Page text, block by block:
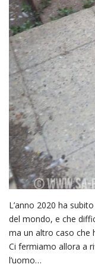
L’anno 2020 ha
del mondo, e che
ma un altro caso che
Ci fermiamo allora a
l’uomo…